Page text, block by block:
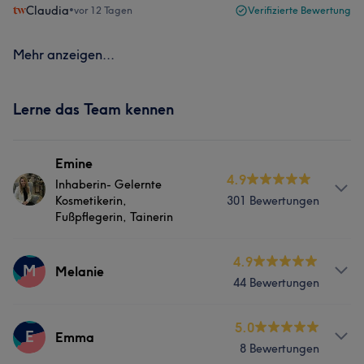
Claudia•vor 12 Tagen Verifizierte Bewertung
Mehr anzeigen...
Lerne das Team kennen
Emine
Inhaberin- Gelernte
Kosmetikerin,
Fußpflegerin, Tainerin
4.9
301 Bewertungen
Info
Dermastil Kosmetik steht seit 2013 für ganzheitliche
ein familiäres Ambiente, in dem sich jede Kundin und
jeder Kunde willkommen fühlt. Als etablierter All-in-
M Melanie
4.9
44 Bewertungen
Services
E Emma
5.0
8 Bewertungen